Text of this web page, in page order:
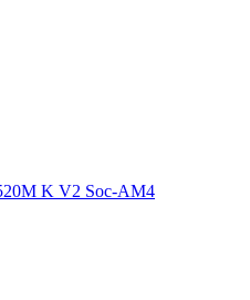
K V2 Soc-AM4